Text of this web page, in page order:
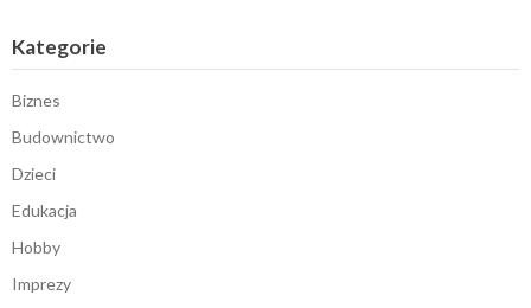
Kategorie
Biznes
Budownictwo
Dzieci
Edukacja
Hobby
Imprezy